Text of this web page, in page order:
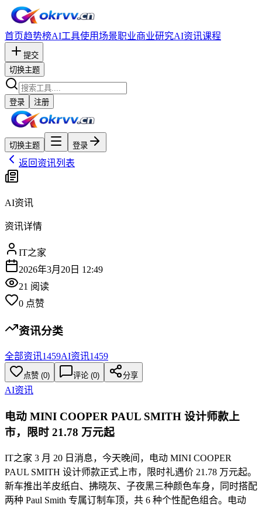
首页趋势榜AI工具使用场景职业商业研究AI资讯课程
提交
切换主题
登录 注册
切换主题 登录
返回资讯列表
AI资讯
资讯详情
IT之家
2026年3月20日 12:49
21 阅读
0 点赞
资讯分类
全部资讯1459AI资讯1459
点赞 (0) 评论 (0) 分享
AI资讯
电动 MINI COOPER PAUL SMITH 设计师款上
市，限时 21.78 万元起
IT之家 3 月 20 日消息，今天晚间，电动 MINI COOPER
PAUL SMITH 设计师款正式上市，限时礼遇价 21.78 万元起。
新车推出羊皮纸白、拂晓灰、子夜黑三种颜色车身，同时搭配
两种 Paul Smith 专属订制车顶，共 6 种个性配色组合。电动